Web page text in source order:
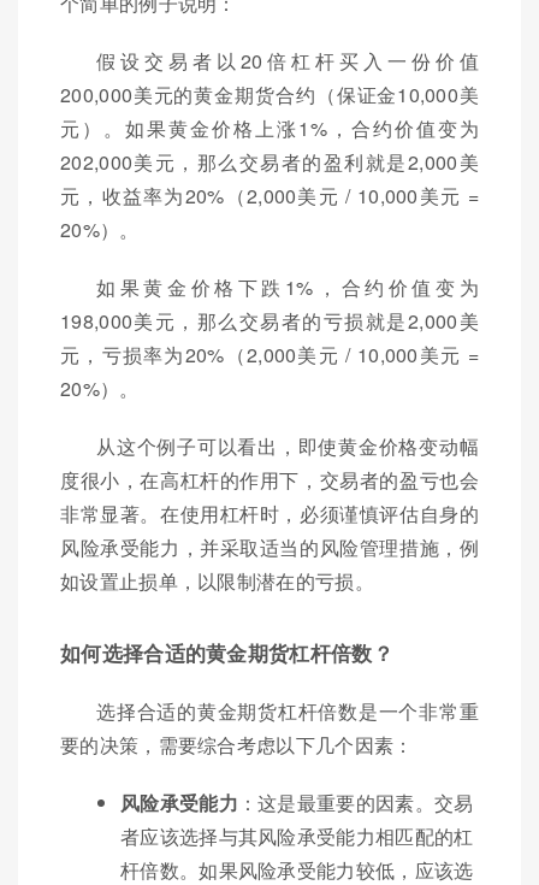
假设交易者以20倍杠杆买入一份价值
200,000美元的黄金期货合约（保证金10,000美
元）。如果黄金价格上涨1%，合约价值变为
202,000美元，那么交易者的盈利就是2,000美
元，收益率为20%（2,000美元 / 10,000美元 =
20%）。
如果黄金价格下跌1%，合约价值变为
198,000美元，那么交易者的亏损就是2,000美
元，亏损率为20%（2,000美元 / 10,000美元 =
20%）。
从这个例子可以看出，即使黄金价格变动幅
度很小，在高杠杆的作用下，交易者的盈亏也会
非常显著。在使用杠杆时，必须谨慎评估自身的
风险承受能力，并采取适当的风险管理措施，例
如设置止损单，以限制潜在的亏损。
如何选择合适的黄金期货杠杆倍数？
选择合适的黄金期货杠杆倍数是一个非常重
要的决策，需要综合考虑以下几个因素：
风险承受能力 ：这是最重要的因素。交易
者应该选择与其风险承受能力相匹配的杠
杆倍数。如果风险承受能力较低，应该选